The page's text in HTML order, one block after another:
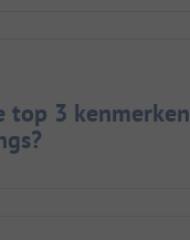
top 3 kenmerken